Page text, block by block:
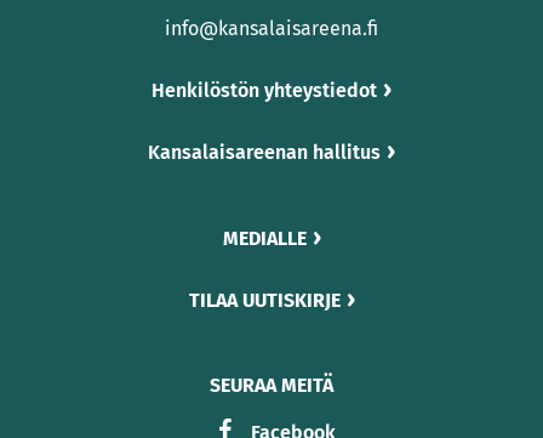
info@kansalaisareena.fi
Henkilöstön yhteystiedot
Kansalaisareenan hallitus
MEDIALLE
TILAA UUTISKIRJE
SEURAA MEITÄ
Facebook